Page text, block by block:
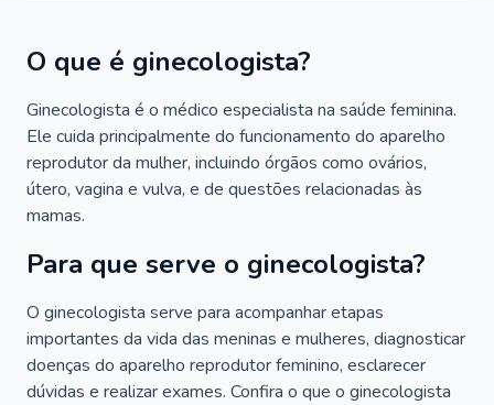
O que é ginecologista?
Ginecologista é o médico especialista na saúde feminina.
Ele cuida principalmente do funcionamento do aparelho
reprodutor da mulher, incluindo órgãos como ovários,
útero, vagina e vulva, e de questões relacionadas às
mamas.
Para que serve o ginecologista?
O ginecologista serve para acompanhar etapas
importantes da vida das meninas e mulheres, diagnosticar
doenças do aparelho reprodutor feminino, esclarecer
dúvidas e realizar exames. Confira o que o ginecologista